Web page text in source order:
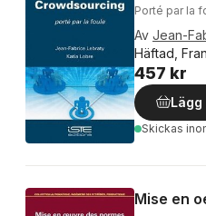
Porté par la
Av Jean-
Häftad,
457 kr
Skickas
Mise en